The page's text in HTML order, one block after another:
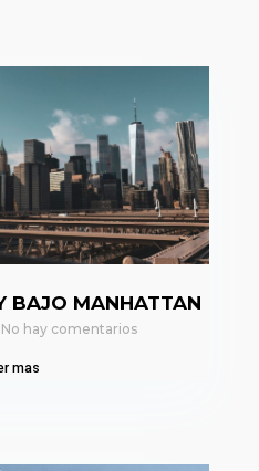
BAJO MANHATTAN
hay comentarios
mas